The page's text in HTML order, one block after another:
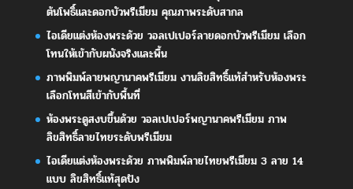
ต้นโพธิ์และดอกบัวพรีเมียม คุณภาพระดับสากล
ไอเดียแต่งห้องพระด้วย วอลเปเปอร์ลายดอกบัวพรีเมียม เลือก
โทนให้เข้ากับผนังจริงและพื้น
ภาพพิมพ์ลายพญานาคพรีเมียม งานลิขสิทธิ์แท้สำหรับห้องพระ
เลือกโทนสีเข้ากับพื้นที่
ห้องพระดูสงบขึ้นด้วย วอลเปเปอร์พญานาคพรีเมียม ภาพ
ลิขสิทธิ์ลายไทยระดับพรีเมียม
ไอเดียแต่งห้องพระด้วย ภาพพิมพ์ลายไทยพรีเมียม 3 ลาย 14
แบบ ลิขสิทธิ์แท้สุดปัง